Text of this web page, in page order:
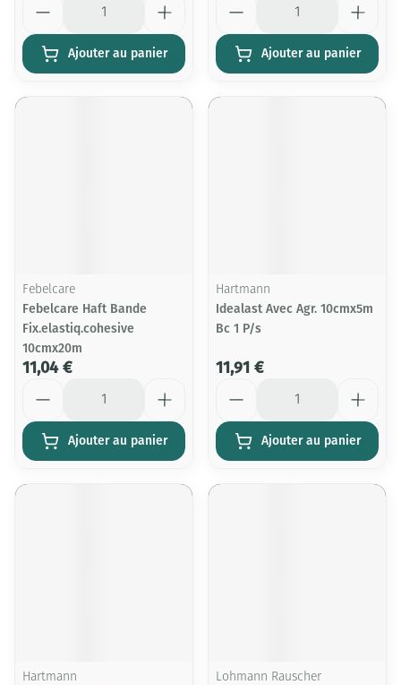
Ajouter au panier Ajouter au panier
Febelcare
Febelcare Haft Bande
Fix.elastiq.cohesive
10cmx20m
11,04 €
Ajouter au panier
Hartmann
Idealast Avec Agr. 10cmx5m
Bc 1 P/s
11,91 €
Ajouter au panier
Hartmann Lohmann Rauscher